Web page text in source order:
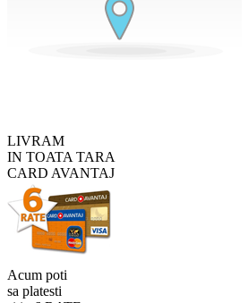
LIVRAM
IN TOATA TARA
CARD AVANTAJ
Acum poti
sa platesti